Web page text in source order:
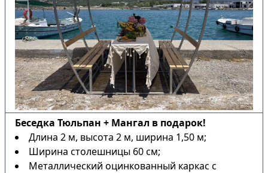
Беседка Тюльпан + Мангал в подарок!
Длина 2 м, высота 2 м, ширина 1,50 м;
Ширина столешницы 60 см;
Металлический оцинкованный каркас с